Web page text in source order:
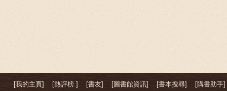
[我的主頁] [熱評榜 ] [書友] [圖書館資訊] [書本搜尋]
[購書助手]